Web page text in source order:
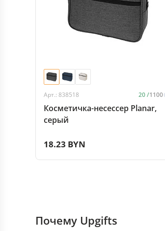
Арт.: 838518 20 /1100
Косметичка-несессер Planar,
серый
18.23 BYN
Почему Upgifts